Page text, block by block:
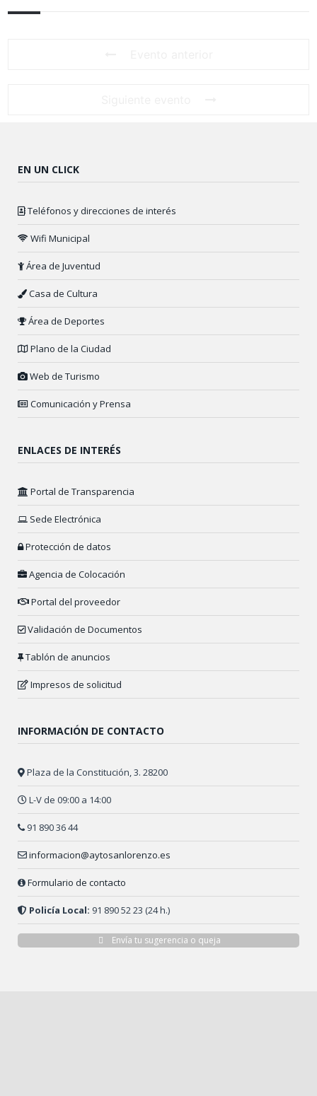
EN UN CLICK
Teléfonos y direcciones de interés
Wifi Municipal
Área de Juventud
Casa de Cultura
Área de Deportes
Plano de la Ciudad
Web de Turismo
Comunicación y Prensa
ENLACES DE INTERÉS
Portal de Transparencia
Sede Electrónica
Protección de datos
Agencia de Colocación
Portal del proveedor
Validación de Documentos
Tablón de anuncios
Impresos de solicitud
INFORMACIÓN DE CONTACTO
Plaza de la Constitución, 3. 28200
L-V de 09:00 a 14:00
91 890 36 44
informacion@aytosanlorenzo.es
Formulario de contacto
Policía Local: 91 890 52 23 (24 h.)
Envía tu sugerencia o queja